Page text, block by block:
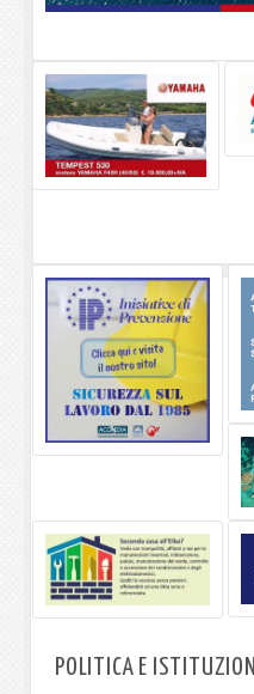
POLITICA E ISTITUZIONI